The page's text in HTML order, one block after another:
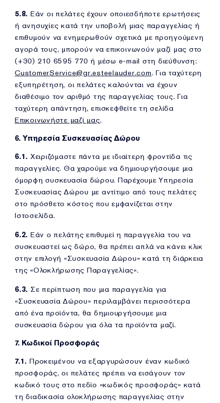
5.8. Εάν οι πελάτες έχουν οποιεσδήποτε ερωτήσεις
ή ανησυχίες κατά την υποβολή μιας παραγγελίας ή
επιθυμούν να ενημερωθούν σχετικά με προηγούμενη
αγορά τους, μπορούν να επικοινωνούν μαζί μας στο
(+30) 210 6595 770 ή μέσω e-mail στη διεύθυνση:
CustomerService@gr.esteelauder.com. Για ταχύτερη
εξυπηρέτηση, οι πελάτες καλούνται να έχουν
διαθέσιμο τον αριθμό της παραγγελίας τους. Για
ταχύτερη απάντηση, επισκεφθείτε τη σελίδα
Επικοινωνήστε μαζί μας.
6. Υπηρεσία Συσκευασίας Δώρου
6.1. Χειριζόμαστε πάντα με ιδιαίτερη φροντίδα τις
παραγγελίες. Θα χαρούμε να δημιουργήσουμε μια
όμορφη συσκευασία δώρου. Παρέχουμε Υπηρεσία
Συσκευασίας Δώρου με αντίτιμο από τους πελάτες
στο πρόσθετο κόστος που εμφανίζεται στην
Ιστοσελίδα.
6.2. Εάν ο πελάτης επιθυμεί η παραγγελία του να
συσκευαστεί ως δώρο, θα πρέπει απλά να κάνει κλικ
στην επιλογή «Συσκευασία Δώρου» κατά τη διάρκεια
της «Ολοκλήρωσης Παραγγελίας».
6.3. Σε περίπτωση που μια παραγγελία για
«Συσκευασία Δώρου» περιλαμβάνει περισσότερα
από ένα προϊόντα, θα δημιουργήσουμε μια
συσκευασία δώρου για όλα τα προϊόντα μαζί.
7. Κωδικοί Προσφοράς
7.1. Προκειμένου να εξαργυρώσουν έναν κωδικό
προσφοράς, οι πελάτες πρέπει να εισάγουν τον
κωδικό τους στο πεδίο «κωδικός προσφοράς» κατά
τη διαδικασία ολοκλήρωσης παραγγελίας στην